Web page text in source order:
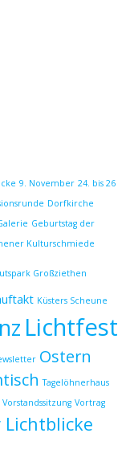
9. November 24. bis 26
Dorfkirche
Geburtstag der
Kulturschmiede
Großziethen
Küsters Scheune
Lichtfest
Ostern
Tagelöhnerhaus
Vorstandssitzung Vortrag